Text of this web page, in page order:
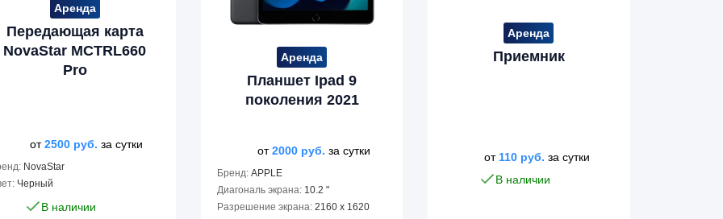
Аренда
Передающая карта
NovaStar MCTRL660
Pro
от2500 руб. за сутки
NovaStar
Черный
В наличии
Аренда
Планшет Ipad 9
поколения 2021
от2000 руб. за сутки
Бренд: APPLE
Диагональ экрана: 10.2 "
Разрешение экрана: 2160 x 1620
Аренда
Приемник
от110 руб. за сутки
В наличии